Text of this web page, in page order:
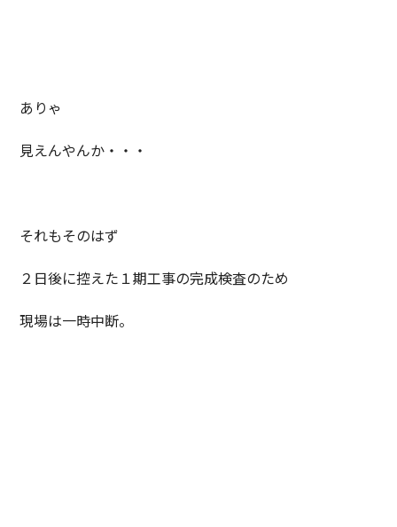
ありゃ
見えんやんか・・・
それもそのはず
２日後に控えた１期工事の完成検査のため
現場は一時中断。